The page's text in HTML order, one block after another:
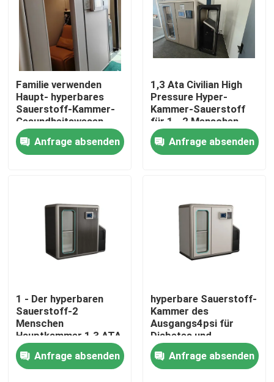
Haus
Produkte
Über uns
Fabrik-Ausflug
Fordern Sie ein Zitat
HBOT-Überdruckkammer
Familie verwenden
Haupt- hyperbares
Sauerstoff-Kammer-
Gesundheitswesen
Mehrpersonen-
2000mm
Anfrage absenden
1,3 Ata Civilian High
Pressure Hyper-
Kammer-Sauerstoff
für 1 - 2 Menschen
Anfrage absenden
1 - Der hyperbaren
Sauerstoff-2
Menschen
Hauptkammer 1,3 ATA
Oxygen Capsule
TherapyAnfrage absenden
hyperbare Sauerstoff-
Kammer des
Ausgangs4psi für
Diabetes und
plötzliche Taubheit
Anfrage absenden